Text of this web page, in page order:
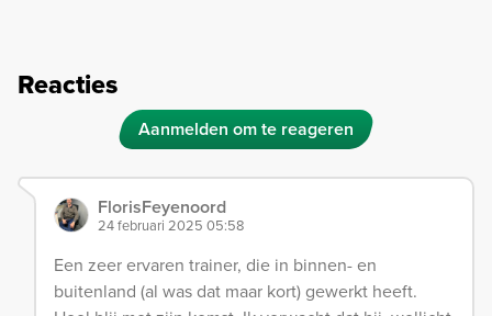
Reacties
Aanmelden om te reageren
FlorisFeyenoord
24 februari 2025 05:58
Een zeer ervaren trainer, die in binnen- en
buitenland (al was dat maar kort) gewerkt heeft.